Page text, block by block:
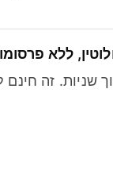
ללא
שניות. זה